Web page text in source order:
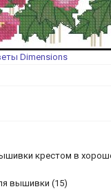
Dimensions
крестом в
вышивки (15)